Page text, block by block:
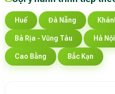
Huế Đà Nẵng
Bà Rịa - Vũng Tàu Hà Nội
Cao Bằng Bắc Kạn